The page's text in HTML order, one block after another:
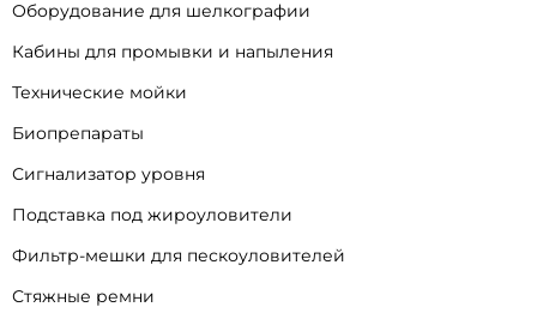
Оборудование для шелкографии
Кабины для промывки и напыления
Технические мойки
Биопрепараты
Сигнализатор уровня
Подставка под жироуловители
Фильтр-мешки для пескоуловителей
Стяжные ремни